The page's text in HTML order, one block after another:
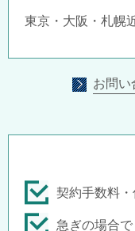
東京・大阪・札幌
お問い
契約手数料
急ぎの場合